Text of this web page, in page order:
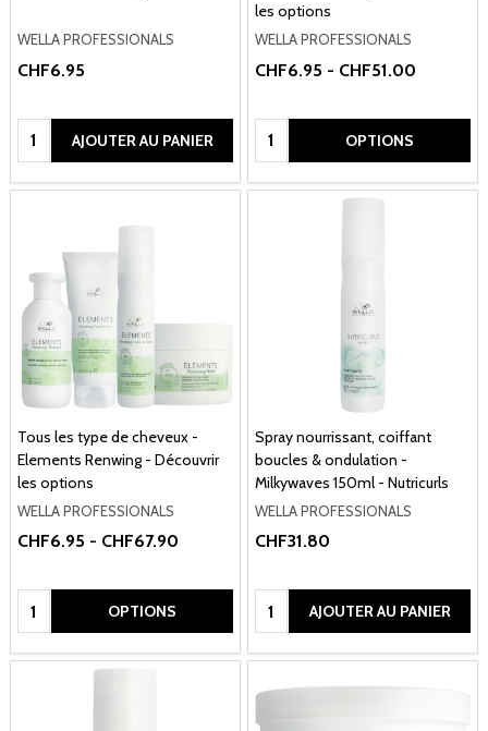
WELLA PROFESSIONALS
CHF6.95
Quantité:AJOUTER AU PANIER
les options
WELLA PROFESSIONALS
CHF6.95 - CHF51.00
Quantité: OPTIONS
Tous les type de cheveux -
Elements Renwing - Découvrir
les options
WELLA PROFESSIONALS
CHF6.95 - CHF67.90
Quantité: OPTIONS
Spray nourrissant, coiffant
boucles & ondulation -
Milkywaves 150ml - Nutricurls
WELLA PROFESSIONALS
CHF31.80
Quantité:AJOUTER AU PANIER